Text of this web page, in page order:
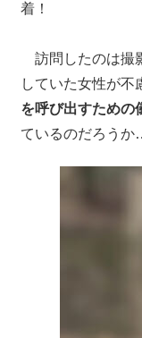
着！
訪問したのは撮
していた女性が不
を呼び出すための
ているのだろうか